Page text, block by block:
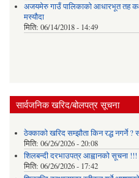
अजयमेरु गाउँ पालिकाको आधारभूत तह
मस्यौदा
मिति: 06/14/2018 - 14:49
सार्वजनिक खरिद/बोलपत्र सूचना
ठेक्काको खरिद सम्झौता किन रद्ध नगर्ने ?
मिति: 06/26/2026 - 20:08
शिलबन्दी दरभाउपत्र आह्वानको सूचना !!!
मिति: 06/26/2026 - 17:42